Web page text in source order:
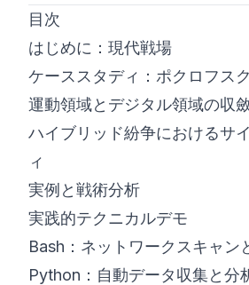
目次
はじめに：現代戦場
ケーススタディ：ポクロフスク
運動領域とデジタル領域の収
ハイブリッド紛争におけるサ
ィ
実例と戦術分析
実践的テクニカルデモ
Bash：ネットワークスキャン
Python：自動データ収集と分